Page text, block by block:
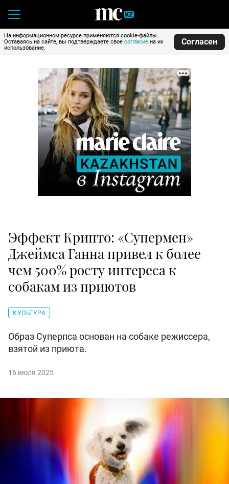
На информационном ресурсе применяются cookie-файлы.
Оставаясь на сайте, вы подтверждаете свое согласие на их
использование.
Согласен
Эффект Крипто: «Супермен»
Джеймса Ганна привел к более
чем 500% росту интереса к
собакам из приютов
КУЛЬТУРА
Образ Суперпса основан на собаке режиссера,
взятой из приюта.
16 июля 2025